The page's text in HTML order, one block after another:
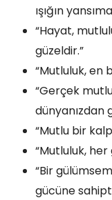
ışığın
“Hayat,
güzeldir.”
“Mutluluk, en
“Gerçek
dünyanızdan
“Mutlu bir
“Mutluluk,
“Bir
gücüne